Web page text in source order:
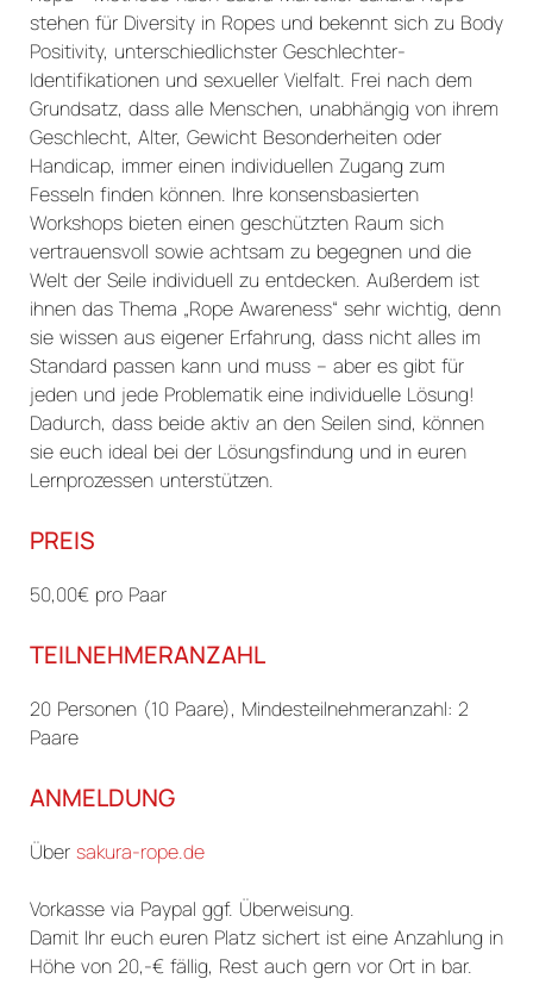
stehen für Diversity in Ropes und bekennt sich zu Body
Positivity, unterschiedlichster Geschlechter-
Identifikationen und sexueller Vielfalt. Frei nach dem
Grundsatz, dass alle Menschen, unabhängig von ihrem
Geschlecht, Alter, Gewicht Besonderheiten oder
Handicap, immer einen individuellen Zugang zum
Fesseln finden können. Ihre konsensbasierten
Workshops bieten einen geschützten Raum sich
vertrauensvoll sowie achtsam zu begegnen und die
Welt der Seile individuell zu entdecken. Außerdem ist
ihnen das Thema „Rope Awareness“ sehr wichtig, denn
sie wissen aus eigener Erfahrung, dass nicht alles im
Standard passen kann und muss – aber es gibt für
jeden und jede Problematik eine individuelle Lösung!
Dadurch, dass beide aktiv an den Seilen sind, können
sie euch ideal bei der Lösungsfindung und in euren
Lernprozessen unterstützen.
PREIS
50,00€ pro Paar
TEILNEHMERANZAHL
20 Personen (10 Paare), Mindesteilnehmeranzahl: 2
Paare
ANMELDUNG
Über sakura-rope.de
Vorkasse via Paypal ggf. Überweisung.
Damit Ihr euch euren Platz sichert ist eine Anzahlung in
Höhe von 20,-€ fällig, Rest auch gern vor Ort in bar.